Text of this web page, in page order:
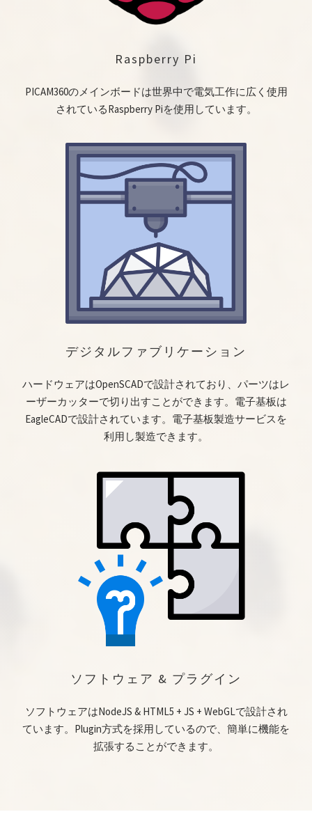
Raspberry Pi
PICAM360のメインボードは世界中で電気工作に広く使用
されているRaspberry Piを使用しています。
デジタルファブリケーション
ハードウェアはOpenSCADで設計されており、パーツはレ
ーザーカッターで切り出すことができます。電子基板は
EagleCADで設計されています。電子基板製造サービスを
利用し製造できます。
ソフトウェア & プラグイン
ソフトウェアはNodeJS & HTML5 + JS + WebGLで設計され
ています。Plugin方式を採用しているので、簡単に機能を
拡張することができます。